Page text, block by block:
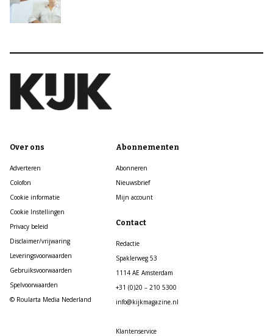
Over ons
Adverteren
Colofon
Cookie informatie
Cookie Instellingen
Privacy beleid
Disclaimer/vrijwaring
Leveringsvoorwaarden
Gebruiksvoorwaarden
Spelvoorwaarden
© Roularta Media Nederland
Abonnementen
Abonneren
Nieuwsbrief
Mijn account
Contact
Redactie
Spaklerweg 53
1114 AE Amsterdam
+31 (0)20 – 210 5300
info@kijkmagazine.nl
Klantenservice